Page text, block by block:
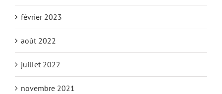
février 2023
août 2022
juillet 2022
novembre 2021